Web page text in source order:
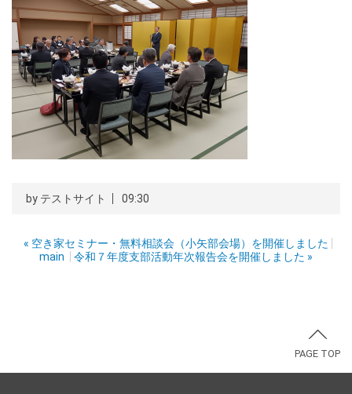
by テストサイト 09:30
« 空き家セミナー・無料相談会（小矢部会場）を開催しました
main
令和７年度支部活動年次報告会を開催しました »
PAGE TOP